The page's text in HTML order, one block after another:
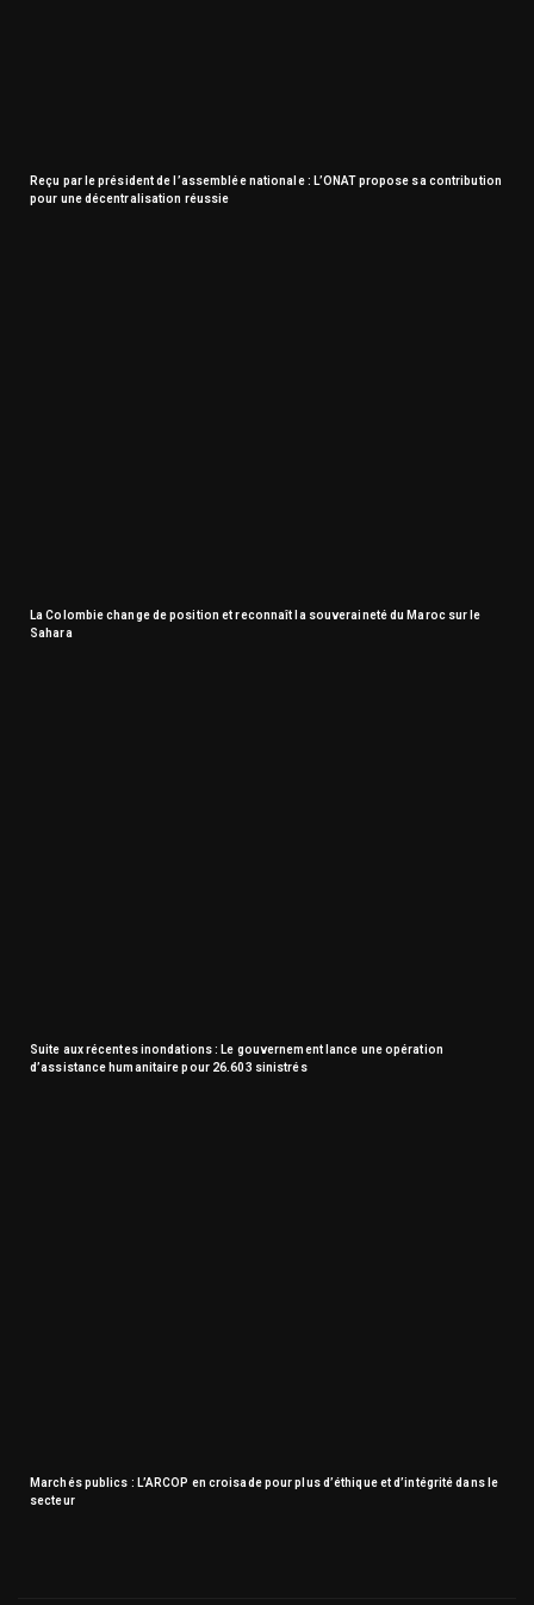
Reçu par le président de l’assemblée nationale : L’ONAT propose sa contribution
pour une décentralisation réussie
La Colombie change de position et reconnaît la souveraineté du Maroc sur le
Sahara
Suite aux récentes inondations : Le gouvernement lance une opération
d’assistance humanitaire pour 26.603 sinistrés
Marchés publics : L’ARCOP en croisade pour plus d’éthique et d’intégrité dans le
secteur